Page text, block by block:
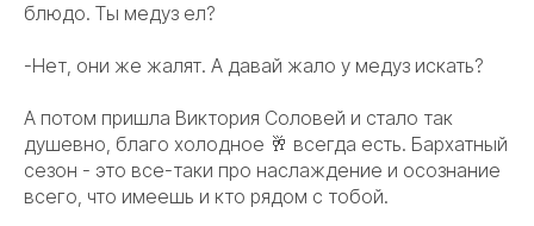
блюдо. Ты медуз ел?
-Нет, они же жалят. А давай жало у медуз искать?
А потом пришла Виктория Соловей и стало так
душевно, благо холодное 🥂 всегда есть. Бархатный
сезон - это все-таки про наслаждение и осознание
всего, что имеешь и кто рядом с тобой.